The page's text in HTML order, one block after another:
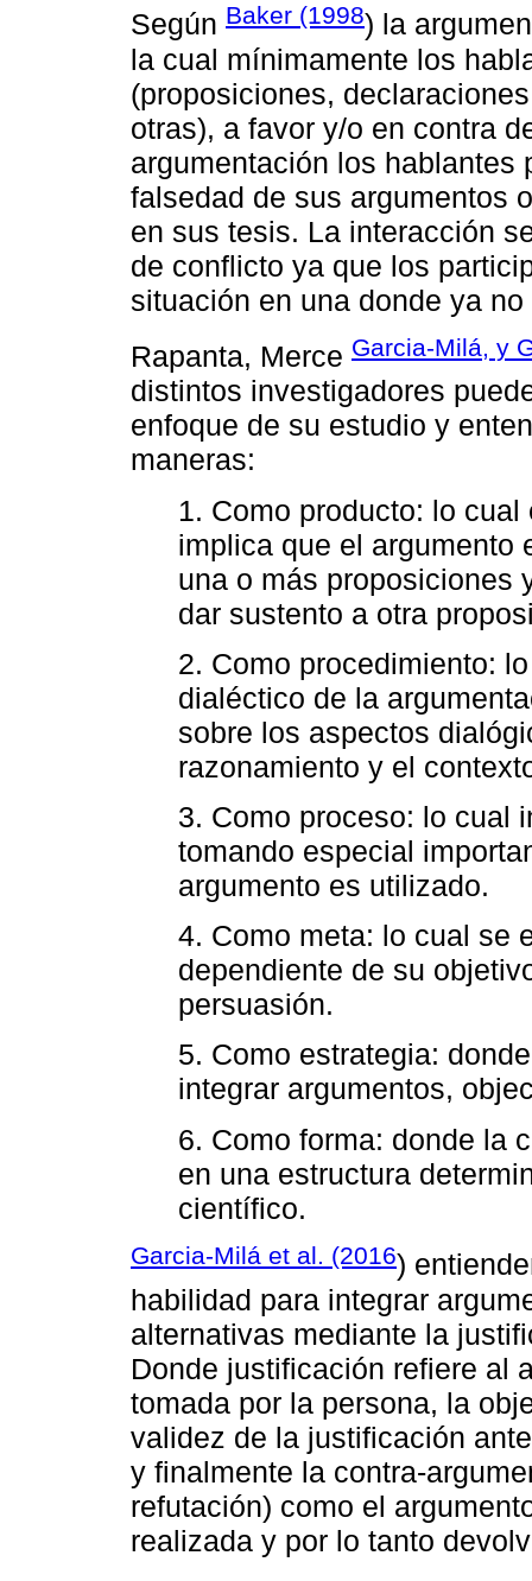
Según Baker (1998) la
la cual mínimamente los
(proposiciones,
otras), a favor y/o en contra
argumentación los hablantes
falsedad de sus argumentos
en sus tesis. La interacción
de conflicto ya que los
situación en una donde ya
Rapanta, Merce Garcia-Milá, y
distintos investigadores
enfoque de su estudio y
maneras:
1. Como producto: lo
implica que el argumento
una o más proposiciones
dar sustento a otra
2. Como procedimiento:
dialéctico de la
sobre los aspectos
razonamiento y el
3. Como proceso: lo cual
tomando especial
argumento es utilizado.
4. Como meta: lo cual se
dependiente de su
persuasión.
5. Como estrategia:
integrar argumentos,
6. Como forma: donde la
en una estructura
científico.
Garcia-Milá et al. (2016)
habilidad para integrar
alternativas mediante la
Donde justificación refiere al
tomada por la persona, la
validez de la justificación
y finalmente la contra-
refutación) como el
realizada y por lo tanto